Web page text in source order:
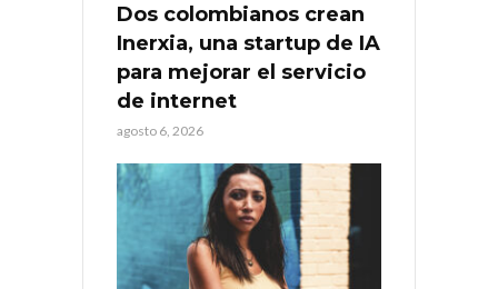
Dos colombianos crean
Inerxia, una startup de IA
para mejorar el servicio
de internet
agosto 6, 2026